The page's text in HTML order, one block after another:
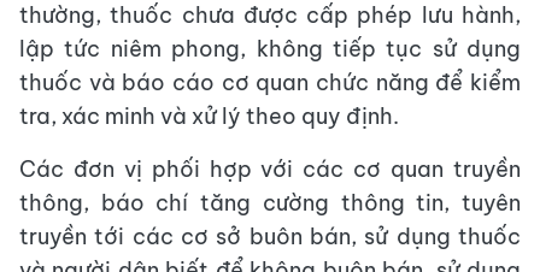
thường, thuốc chưa được cấp phép lưu hành,
lập tức niêm phong, không tiếp tục sử dụng
thuốc và báo cáo cơ quan chức năng để kiểm
tra, xác minh và xử lý theo quy định.
Các đơn vị phối hợp với các cơ quan truyền
thông, báo chí tăng cường thông tin, tuyên
truyền tới các cơ sở buôn bán, sử dụng thuốc